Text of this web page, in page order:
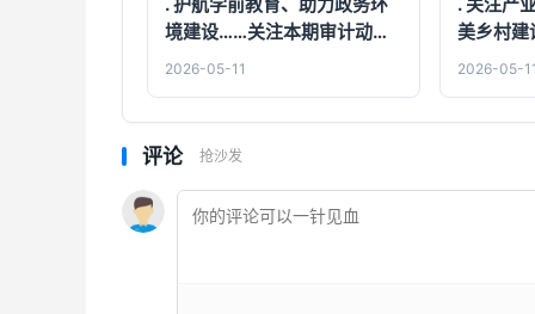
境建设……关注本期审计动态
[05-06]
2026-05-11
美乡村
动态
2026-05-
评论 抢沙发